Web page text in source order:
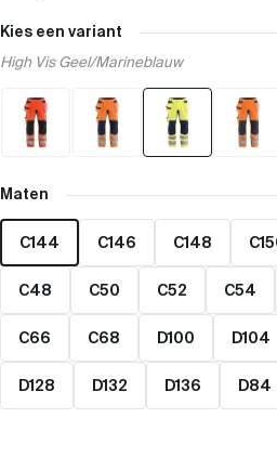
Kies een variant
High Vis Geel/Marineblauw
Maten
C144 C146 C148
C48 C50 C52 C54
C66 C68 D100 D104
D128 D132 D136 D84